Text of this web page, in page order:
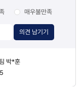
매우불만족
의견 남기기
박*훈